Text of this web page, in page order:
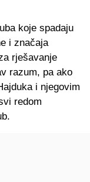
koje spadaju
i značaja
rješavanje
razum, pa ako
i njegovim
redom